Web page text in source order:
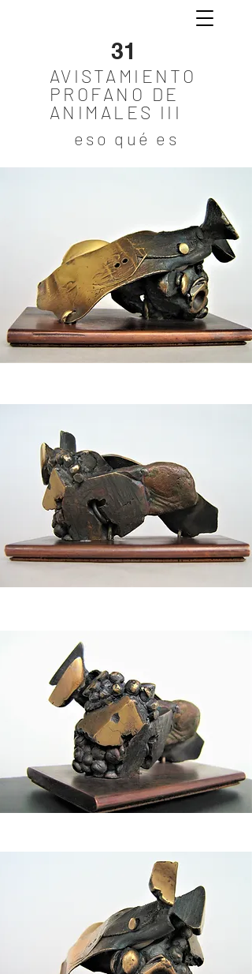
31
AVISTAMIENTO
PROFANO DE
ANIMALES III
eso qué es